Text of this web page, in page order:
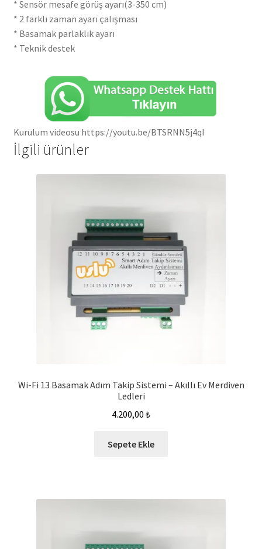
* Sensör mesafe görüş ayarı(3-350 cm)
* 2 farklı zaman ayarı çalışması
* Basamak parlaklık ayarı
* Teknik destek
Kurulum videosu https://youtu.be/BTSRNN5j4qI
İlgili ürünler
Wi-Fi 13 Basamak Adım Takip Sistemi – Akıllı Ev Merdiven
Ledleri
4.200,00 ₺
Sepete Ekle